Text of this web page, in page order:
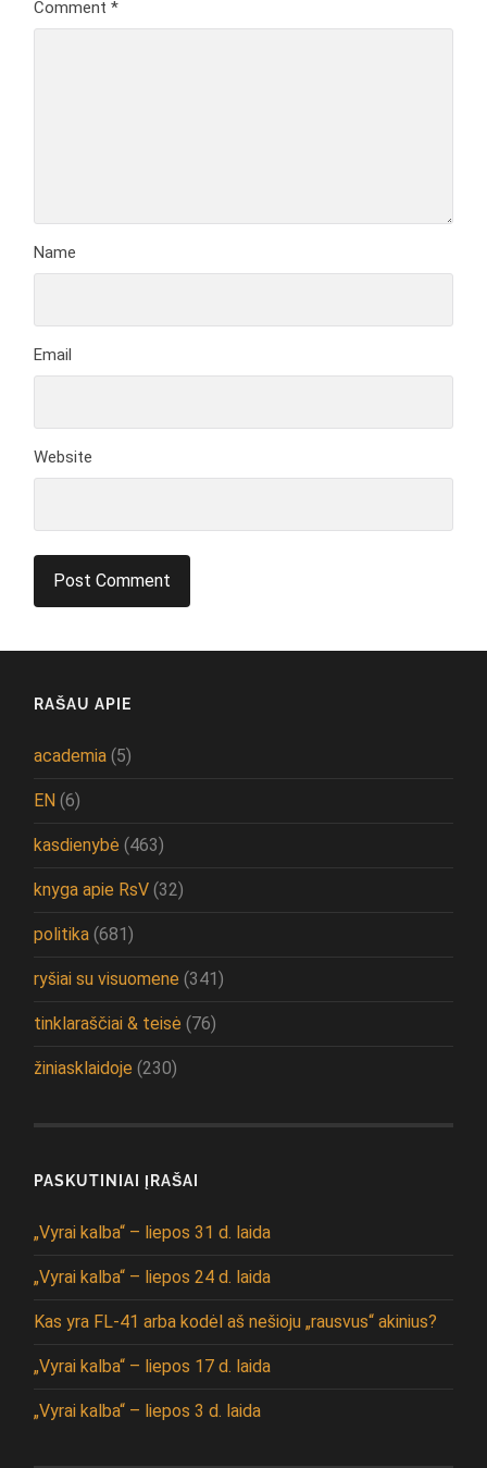
Comment*
Name
Email
Website
RAŠAU APIE
academia (5)
EN (6)
kasdienybė (463)
knyga apie RsV (32)
politika (681)
ryšiai su visuomene (341)
tinklaraščiai & teisė (76)
žiniasklaidoje (230)
PASKUTINIAI ĮRAŠAI
„Vyrai kalba“ – liepos 31 d. laida
„Vyrai kalba“ – liepos 24 d. laida
Kas yra FL-41 arba kodėl aš nešioju „rausvus“ akinius?
„Vyrai kalba“ – liepos 17 d. laida
„Vyrai kalba“ – liepos 3 d. laida